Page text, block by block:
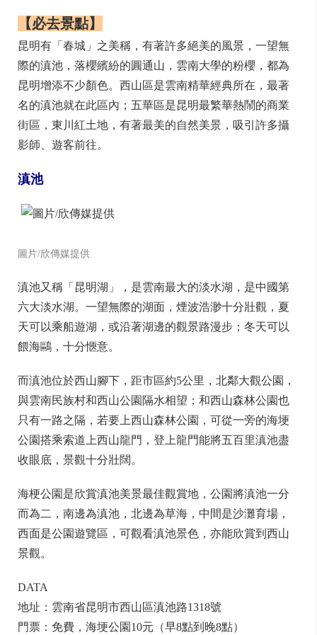
【必去景點】
昆明有「春城」之美稱，有著許多絕美的風景，一望無
際的滇池，落櫻繽紛的圓通山，雲南大學的粉櫻，都為
昆明增添不少顏色。西山區是雲南精華經典所在，最著
名的滇池就在此區內；五華區是昆明最繁華熱鬧的商業
街區，東川紅土地，有著最美的自然美景，吸引許多攝
影師、遊客前往。
滇池
圖片/欣傳媒提供
滇池又稱「昆明湖」，是雲南最大的淡水湖，是中國第
六大淡水湖。一望無際的湖面，煙波浩渺十分壯觀，夏
天可以乘船遊湖，或沿著湖邊的觀景路漫步；冬天可以
餵海鷗，十分愜意。
而滇池位於西山腳下，距市區約5公里，北鄰大觀公園，
與雲南民族村和西山公園隔水相望；和西山森林公園也
只有一路之隔，若要上西山森林公園，可從一旁的海埂
公園搭乘索道上西山龍門，登上龍門能將五百里滇池盡
收眼底，景觀十分壯闊。
海梗公園是欣賞滇池美景最佳觀賞地，公園將滇池一分
而為二，南邊為滇池，北邊為草海，中間是沙灘育場，
西面是公園遊覽區，可觀看滇池景色，亦能欣賞到西山
景觀。
DATA
地址：雲南省昆明市西山區滇池路1318號
門票：免費，海埂公園10元（早8點到晚8點）